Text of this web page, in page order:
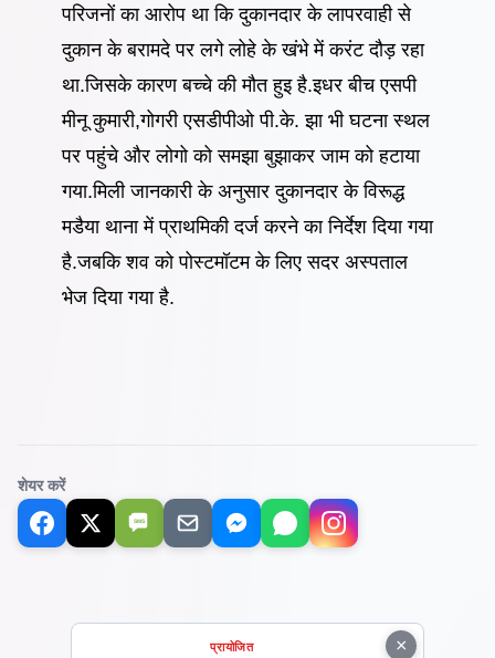
परिजनों का आरोप था कि दुकानदार के लापरवाही से
दुकान के बरामदे पर लगे लोहे के खंभे में करंट दौड़ रहा
था.जिसके कारण बच्चे की मौत हुइ है.इधर बीच एसपी
मीनू कुमारी,गोगरी एसडीपीओ पी.के. झा भी घटना स्थल
पर पहुंचे और लोगो को समझा बुझाकर जाम को हटाया
गया.मिली जानकारी के अनुसार दुकानदार के विरूद्ध
मडैया थाना में प्राथमिकी दर्ज करने का निर्देश दिया गया
है.जबकि शव को पोस्टमॉटम के लिए सदर अस्पताल
भेज दिया गया है.
शेयर करें
SMS
×
प्रायोजित